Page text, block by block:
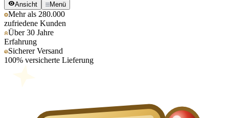
Ansicht Menü
Mehr als 280.000
zufriedene Kunden
Über 30 Jahre
Erfahrung
Sicherer Versand
100% versicherte Lieferung